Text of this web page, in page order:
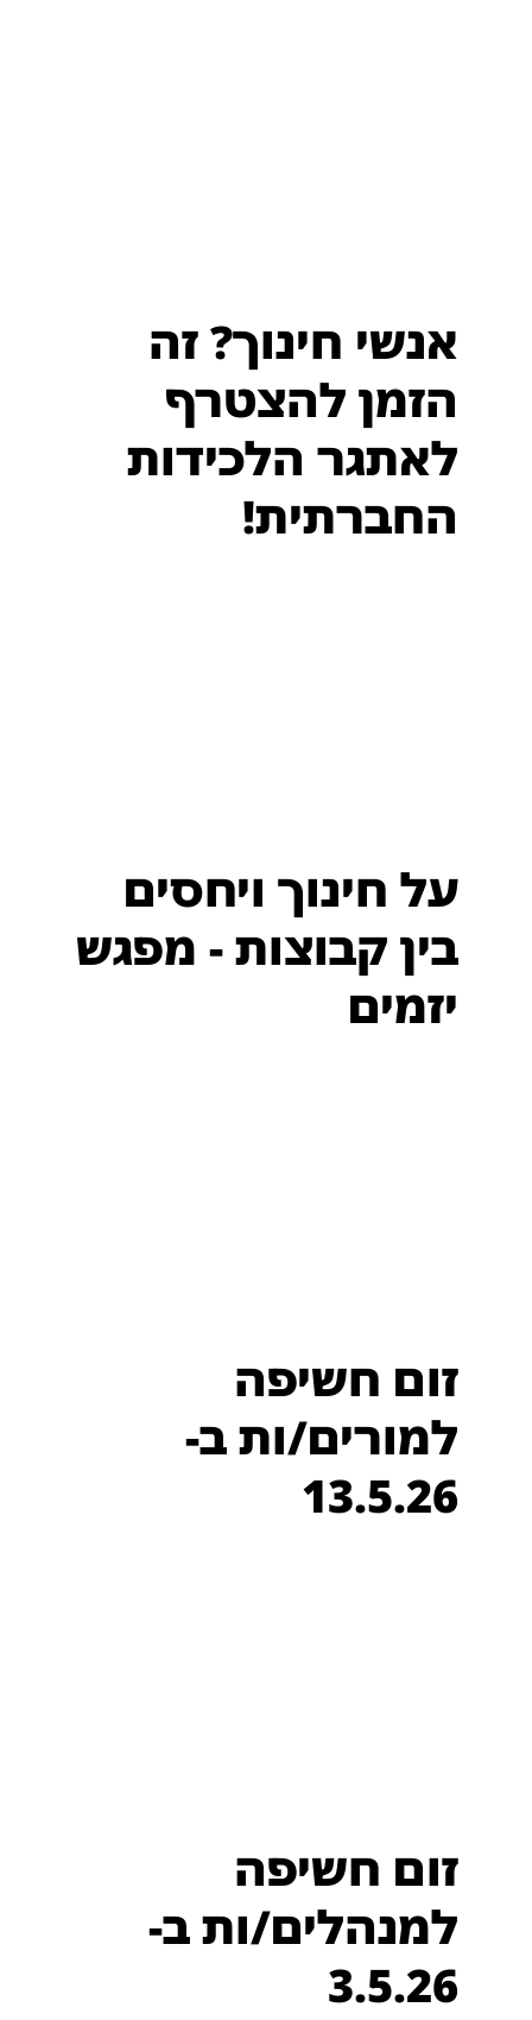
אנשי חינוך? זה
הזמן להצטרף
לאתגר הלכידות
החברתית!
על חינוך ויחסים
בין קבוצות - מפגש
יזמים
זום חשיפה
למורים/ות ב-
13.5.26
זום חשיפה
למנהלים/ות ב-
3.5.26